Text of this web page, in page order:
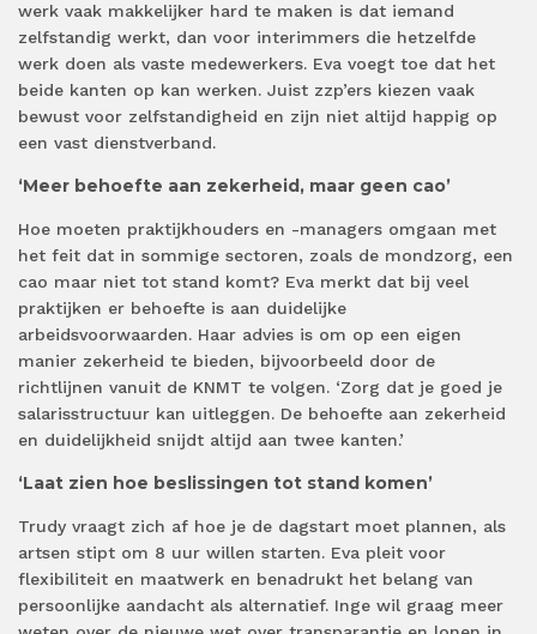
werk vaak makkelijker hard te maken is dat iemand
zelfstandig werkt, dan voor interimmers die hetzelfde
werk doen als vaste medewerkers. Eva voegt toe dat het
beide kanten op kan werken. Juist zzp’ers kiezen vaak
bewust voor zelfstandigheid en zijn niet altijd happig op
een vast dienstverband.
‘Meer behoefte aan zekerheid, maar geen cao’
Hoe moeten praktijkhouders en -managers omgaan met
het feit dat in sommige sectoren, zoals de mondzorg, een
cao maar niet tot stand komt? Eva merkt dat bij veel
praktijken er behoefte is aan duidelijke
arbeidsvoorwaarden. Haar advies is om op een eigen
manier zekerheid te bieden, bijvoorbeeld door de
richtlijnen vanuit de KNMT te volgen. ‘Zorg dat je goed je
salarisstructuur kan uitleggen. De behoefte aan zekerheid
en duidelijkheid snijdt altijd aan twee kanten.’
‘Laat zien hoe beslissingen tot stand komen’
Trudy vraagt zich af hoe je de dagstart moet plannen, als
artsen stipt om 8 uur willen starten. Eva pleit voor
flexibiliteit en maatwerk en benadrukt het belang van
persoonlijke aandacht als alternatief. Inge wil graag meer